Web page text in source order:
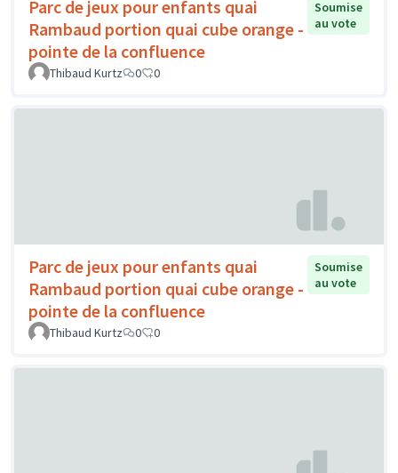
Parc de jeux pour enfants quai
Rambaud portion quai cube orange -
pointe de la confluence
Soumise
au vote
Thibaud Kurtz 0 0
Parc de jeux pour enfants quai
Rambaud portion quai cube orange -
pointe de la confluence
Soumise
au vote
Thibaud Kurtz 0 0